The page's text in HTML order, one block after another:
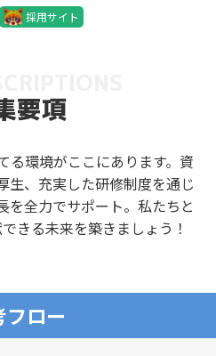
採用サイト
社員
要項
る環境がここにあります。資
生、充実した研修制度を通じ
を全力でサポート。私たちと
きる未来を築きましょう！
フロー